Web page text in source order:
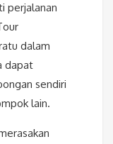
perjalanan
dalam
dapat
sendiri
lain.